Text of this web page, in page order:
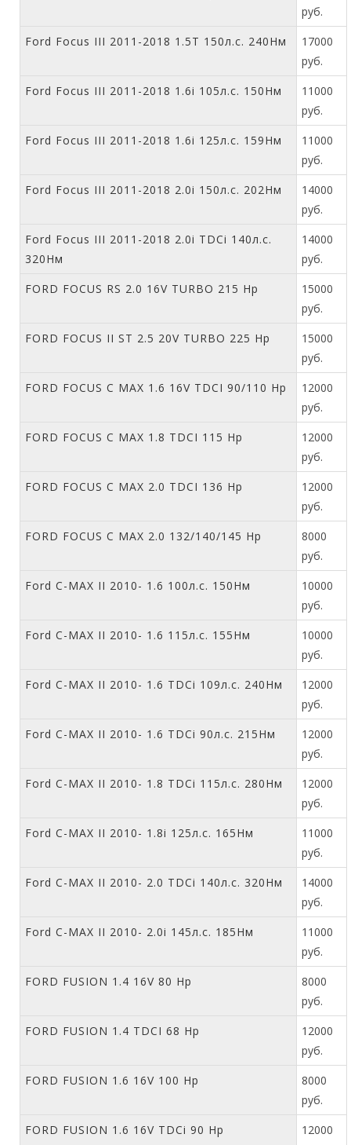
руб.
Ford Focus III 2011-2018 1.5T 150л.с. 240Нм
17000
руб.
Ford Focus III 2011-2018 1.6i 105л.с. 150Нм
11000
руб.
Ford Focus III 2011-2018 1.6i 125л.с. 159Нм
11000
руб.
Ford Focus III 2011-2018 2.0i 150л.с. 202Нм
14000
руб.
Ford Focus III 2011-2018 2.0i TDCi 140л.с.
320Нм
14000
руб.
FORD FOCUS RS 2.0 16V TURBO 215 Hp
15000
руб.
FORD FOCUS II ST 2.5 20V TURBO 225 Hp
15000
руб.
FORD FOCUS C MAX 1.6 16V TDCI 90/110 Hp
12000
руб.
FORD FOCUS C MAX 1.8 TDCI 115 Hp
12000
руб.
FORD FOCUS C MAX 2.0 TDCI 136 Hp
12000
руб.
FORD FOCUS C MAX 2.0 132/140/145 Hp
8000
руб.
Ford C-MAX II 2010- 1.6 100л.с. 150Нм
10000
руб.
Ford C-MAX II 2010- 1.6 115л.с. 155Нм
10000
руб.
Ford C-MAX II 2010- 1.6 TDCi 109л.с. 240Нм
12000
руб.
Ford C-MAX II 2010- 1.6 TDCi 90л.с. 215Нм
12000
руб.
Ford C-MAX II 2010- 1.8 TDCi 115л.с. 280Нм
12000
руб.
Ford C-MAX II 2010- 1.8i 125л.с. 165Нм
11000
руб.
Ford C-MAX II 2010- 2.0 TDCi 140л.с. 320Нм
14000
руб.
Ford C-MAX II 2010- 2.0i 145л.с. 185Нм
11000
руб.
FORD FUSION 1.4 16V 80 Hp
8000
руб.
FORD FUSION 1.4 TDCI 68 Hp
12000
руб.
FORD FUSION 1.6 16V 100 Hp
8000
руб.
FORD FUSION 1.6 16V TDCi 90 Hp
12000